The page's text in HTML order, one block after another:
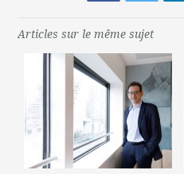
Articles sur le même sujet